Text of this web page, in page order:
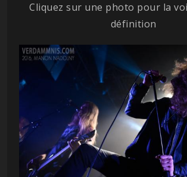
Cliquez sur une photo pour la
définition